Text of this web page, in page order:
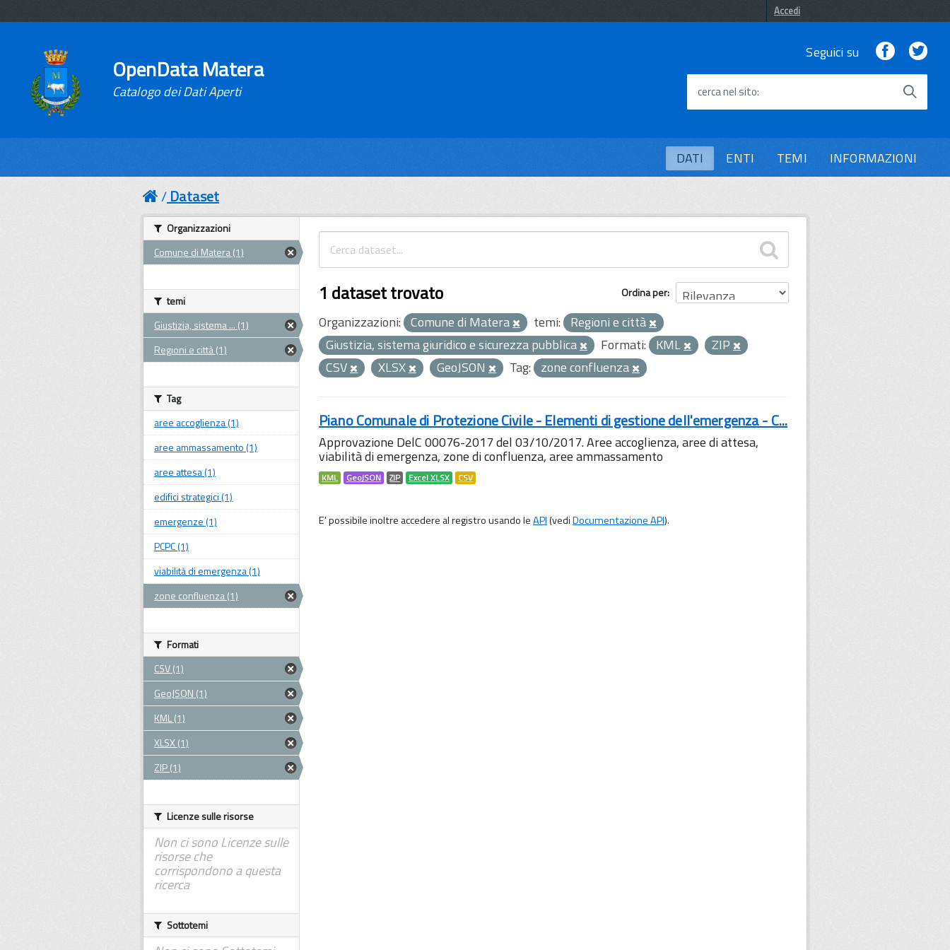
Accedi
OpenData Matera
Catalogo dei Dati Aperti
Seguici su Facebook
cerca nel sito
DATI ENTI TEMI INFORMAZIONI
Dataset
Ordina per
1 dataset trovato
Organizzazioni: Comune di Matera temi: Regioni e città
Giustizia, sistema giuridico e sicurezza pubblica
Formati: KML
ZIP
CSV
XLSX GeoJSON Tag: zone confluenza
Piano Comunale di Protezione Civile - Elementi di gestione dell'emergenza - C...
Approvazione DelC 00076-2017 del 03/10/2017. Aree accoglienza, aree di attesa,
viabilità di emergenza, zone di confluenza, aree ammassamento
KML GeoJSON ZIP Excel XLSX CSV
E' possibile inoltre accedere al registro usando leAPI(vediDocumentazione API).
Organizzazioni
Comune di Matera (1)
temi
Giustizia, sistema ... (1)
Regioni e città (1)
Tag
aree accoglienza (1)
aree ammassamento (1)
aree attesa (1)
edifici strategici (1)
emergenze (1)
PCPC (1)
viabilità di emergenza (1)
zone confluenza (1)
Formati
CSV (1)
GeoJSON (1)
KML (1)
XLSX (1)
ZIP (1)
Licenze sulle risorse
Non ci sono Licenze sulle
risorse che
corrispondono a questa
ricerca
Sottotemi